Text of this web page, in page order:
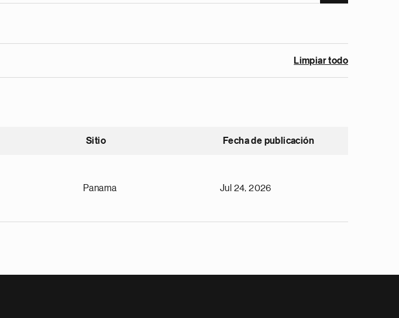
Limpiar todo
Sitio Fecha de publicación
Panama Jul 24, 2026